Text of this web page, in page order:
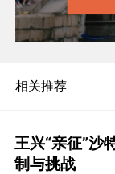
相关推荐
王兴“亲征”沙
制与挑战